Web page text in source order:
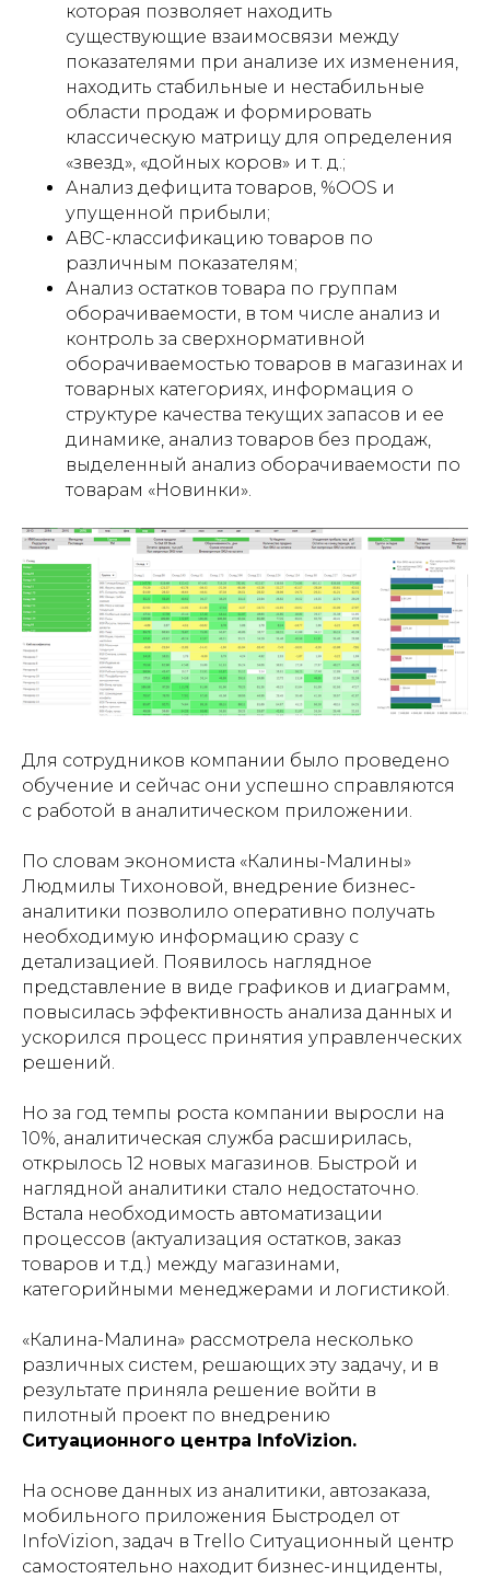
которая позволяет находить
существующие взаимосвязи между
показателями при анализе их изменения,
находить стабильные и нестабильные
области продаж и формировать
классическую матрицу для определения
«звезд», «дойных коров» и т. д.;
Анализ дефицита товаров, %OOS и
упущенной прибыли;
АBC-классификацию товаров по
различным показателям;
Анализ остатков товара по группам
оборачиваемости, в том числе анализ и
контроль за сверхнормативной
оборачиваемостью товаров в магазинах и
товарных категориях, информация о
структуре качества текущих запасов и ее
динамике, анализ товаров без продаж,
выделенный анализ оборачиваемости по
товарам «Новинки».
Для сотрудников компании было проведено
обучение и сейчас они успешно справляются
с работой в аналитическом приложении.
По словам экономиста «Калины-Малины»
Людмилы Тихоновой, внедрение бизнес-
аналитики позволило оперативно получать
необходимую информацию сразу с
детализацией. Появилось наглядное
представление в виде графиков и диаграмм,
повысилась эффективность анализа данных и
ускорился процесс принятия управленческих
решений.
Но за год темпы роста компании выросли на
10%, аналитическая служба расширилась,
открылось 12 новых магазинов. Быстрой и
наглядной аналитики стало недостаточно.
Встала необходимость автоматизации
процессов (актуализация остатков, заказ
товаров и т.д.) между магазинами,
категорийными менеджерами и логистикой.
«Калина-Малина» рассмотрела несколько
различных систем, решающих эту задачу, и в
результате приняла решение войти в
пилотный проект по внедрению
Ситуационного центра InfoVizion.
На основе данных из аналитики, автозаказа,
мобильного приложения Быстродел от
InfoVizion, задач в Trello Ситуационный центр
самостоятельно находит бизнес-инциденты,